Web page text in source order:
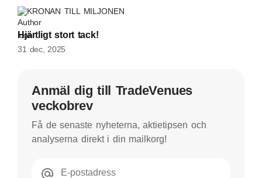
KRONAN TILL MILJONEN
Hjärtligt stort tack!
31 dec, 2025
Anmäl dig till TradeVenues
veckobrev
Få de senaste nyheterna, aktietipsen och
analyserna direkt i din mailkorg!
E-postadress